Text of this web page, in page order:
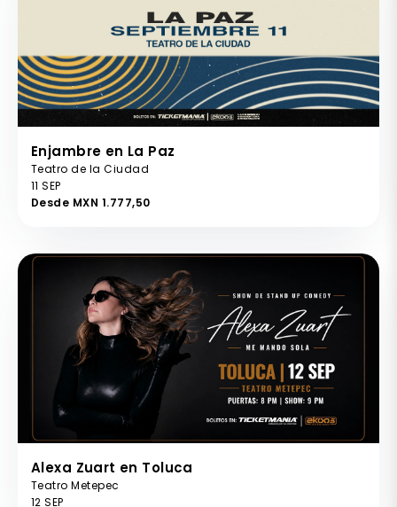
Enjambre en La Paz
Teatro de la Ciudad
11 SEP
Desde MXN 1.777,50
Alexa Zuart en Toluca
Teatro Metepec
12 SEP